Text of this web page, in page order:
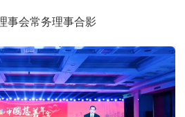
事会常务理事合影